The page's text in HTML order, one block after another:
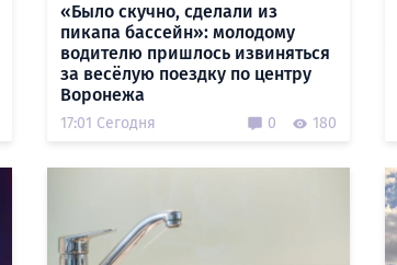
«Было скучно, сделали из
пикапа бассейн»: молодому
водителю пришлось извиняться
за весёлую поездку по центру
Воронежа
17:01 Сегодня 0 180